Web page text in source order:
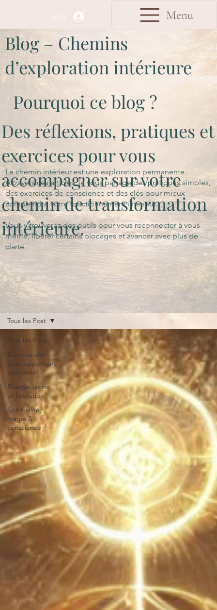
Se connecter Menu
Blog – Chemins
d’exploration intérieure
Des réflexions, pratiques et
exercices pour vous
accompagner sur votre
chemin de transformation
intérieure.
Pourquoi ce blog ?
Le chemin intérieur est une exploration permanente.
À travers ces articles, je vous partage des pratiques simples,
des exercices de conscience et des clés pour mieux
comprendre votre fonctionnement intérieur.
Vous y trouverez des outils pour vous reconnecter à vous-
même, libérer certains blocages et avancer avec plus de
clarté.
Tous les Post
Exercice de
développement
personnel
Énergie, soins
et libération
Spiritualité,
magie &
conscience
Tous les Post